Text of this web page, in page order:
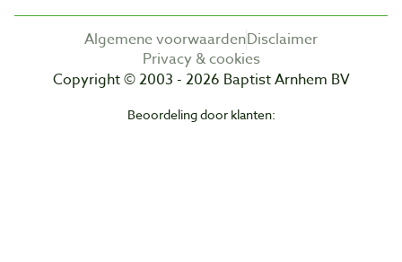
Algemene voorwaardenDisclaimer
Privacy & cookies
Copyright © 2003 - 2026 Baptist Arnhem BV
Beoordeling door klanten: